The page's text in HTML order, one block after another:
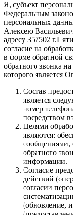
Я, субъект
Федеральным
персональных
Алексею
адресу 357502
согласие на
в форме обратной
обратного звонка
которого является
Состав
является
номер
посредством
Целями
являются:
сообщениями,
обратного
информации.
Согласие
действий
согласии
(обновление,